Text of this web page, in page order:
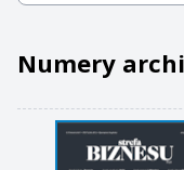
Numery